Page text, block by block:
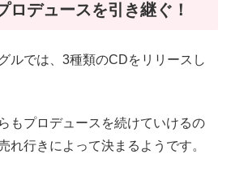
ロデュースを引き継ぐ！
ルでは、3種類のCDをリリースし
もプロデュースを続けていけるの
れ行きによって決まるようです。